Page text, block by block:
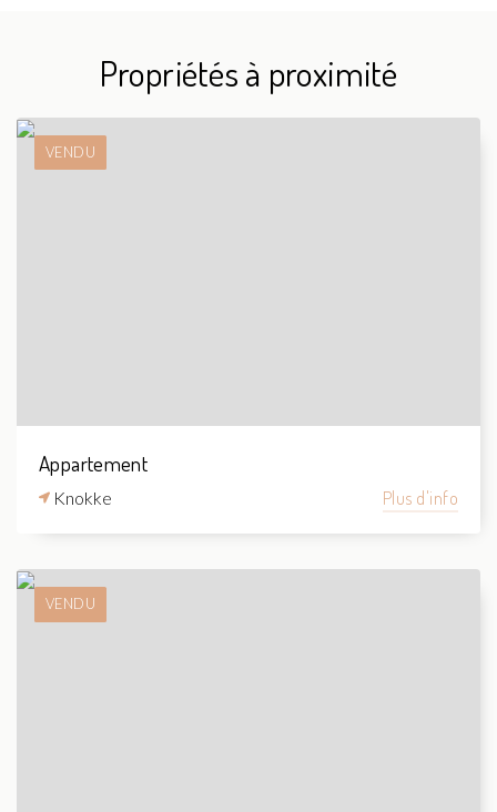
Propriétés à proximité
VENDU
Appartement
Knokke Plus d'info
VENDU